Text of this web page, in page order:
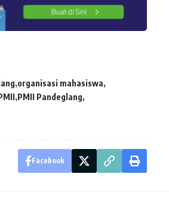
organisasi mahasiswa
PMII Pandeglang
Facebook